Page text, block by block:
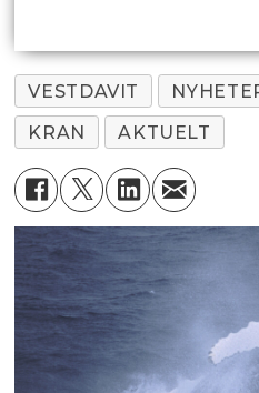
VESTDAVIT
KRAN
AKTUELT